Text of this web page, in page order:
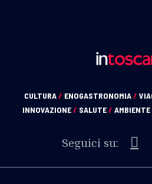
CULTURA/ ENOGASTRONOMIA/
INNOVAZIONE/ SALUTE/ AMBIENTE
Seguici su: